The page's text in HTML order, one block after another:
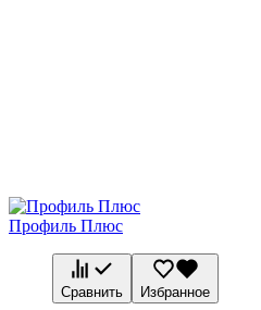
Профиль Плюс
Сравнить Избранное